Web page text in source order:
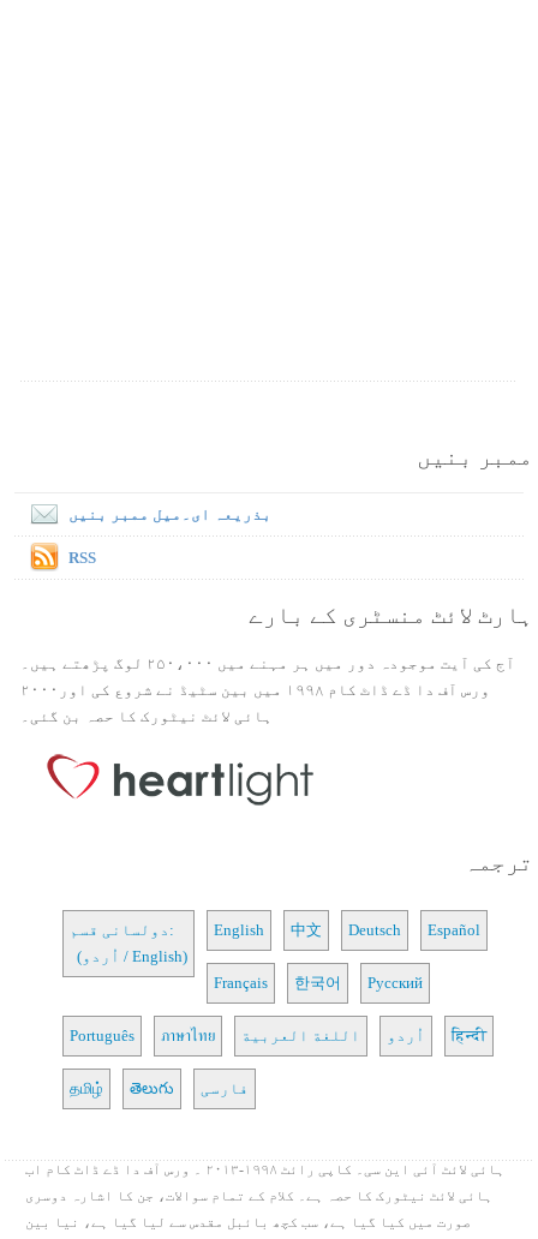
ممبر بنیں
بذریعہ ای۔میل ممبر بنیں
RSS
ہارٹ لائٹ منسٹری کے بارے
آج کی آیت موجودہ دور میں ہر مہنے میں ۲۵۰،۰۰۰ لوگ پڑھتے ہیں۔
ورس آف دا ڈے ڈاٹ کام ۱۹۹۸ میں بین سٹیڈ نے شروع کی اور۲۰۰۰
ہائی لائٹ نیٹورک کا حصہ بن گئی۔
ترجمہ
دولسانی قسم:
(اُردو / English)
English 中文 Deutsch Español
Français 한국어 Русский
Português ภาษาไทย اللغة العربية اُردو हिन्दी
தமிழ் తెలుగు فارسی
ہائی لائٹ آئی این سی۔ کاپی رائٹ ۱۹۹۸-۲۰۱۳ ۔ ورس آف دا ڈے ڈاٹ کام اب
ہائی لائٹ نیٹورک کا حصہ ہے۔ کلام کے تمام سوالات، جن کا اشارہ دوسری
صورت میں کیا گیا ہے، سب کچھ بائبل مقدس سے لیا گیا ہے، نیا بین